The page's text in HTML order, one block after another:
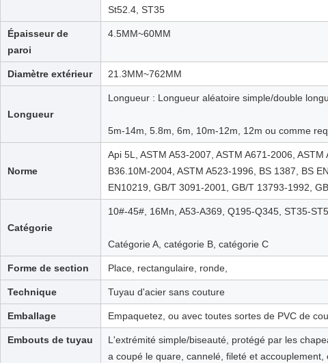
St52.4, ST35
Épaisseur de
paroi
4.5MM~60MM
Diamètre extérieur 21.3MM~762MM
Longueur
Longueur : Longueur aléatoire simple/double
5m-14m, 5.8m, 6m, 10m-12m, 12m ou comme
Norme
Api 5L, ASTM A53-2007, ASTM A671-2006,
B36.10M-2004, ASTM A523-1996, BS 1387, BS
EN10219, GB/T 3091-2001, GB/T 13793-1992,
Catégorie
10#-45#, 16Mn, A53-A369, Q195-Q345, ST35-
Catégorie A, catégorie B, catégorie C
Forme de section Place, rectangulaire, ronde,
Technique Tuyau d'acier sans couture
Emballage Empaquetez, ou avec toutes sortes de PVC de
Embouts de tuyau
L'extrémité simple/biseauté, protégé par les
a coupé le quare, cannelé, fileté et accouplement,